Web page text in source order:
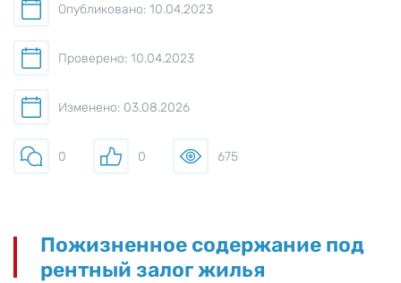
Опубликовано: 10.04.2023
Проверено: 10.04.2023
Изменено: 03.08.2026
0 0 675
Пожизненное содержание под
рентный залог жилья